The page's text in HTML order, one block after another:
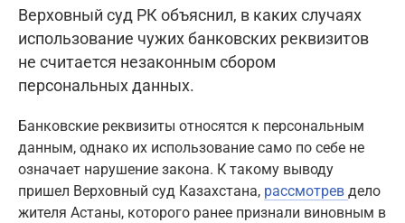
Верховный суд РК объяснил, в каких случаях
использование чужих банковских реквизитов
не считается незаконным сбором
персональных данных.
Банковские реквизиты относятся к персональным
данным, однако их использование само по себе не
означает нарушение закона. К такому выводу
пришел Верховный суд Казахстана, рассмотрев дело
жителя Астаны, которого ранее признали виновным в